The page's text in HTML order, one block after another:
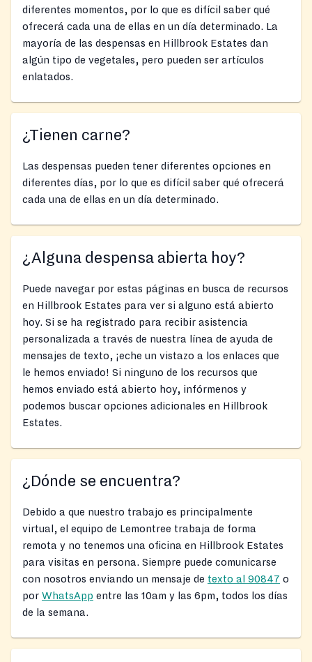
diferentes momentos, por lo que es difícil saber qué
ofrecerá cada una de ellas en un día determinado. La
mayoría de las despensas en Hillbrook Estates dan
algún tipo de vegetales, pero pueden ser artículos
enlatados.
¿Tienen carne?
Las despensas pueden tener diferentes opciones en
diferentes días, por lo que es difícil saber qué ofrecerá
cada una de ellas en un día determinado.
¿Alguna despensa abierta hoy?
Puede navegar por estas páginas en busca de recursos
en Hillbrook Estates para ver si alguno está abierto
hoy. Si se ha registrado para recibir asistencia
personalizada a través de nuestra línea de ayuda de
mensajes de texto, ¡eche un vistazo a los enlaces que
le hemos enviado! Si ninguno de los recursos que
hemos enviado está abierto hoy, infórmenos y
podemos buscar opciones adicionales en Hillbrook
Estates.
¿Dónde se encuentra?
Debido a que nuestro trabajo es principalmente
virtual, el equipo de Lemontree trabaja de forma
remota y no tenemos una oficina en Hillbrook Estates
para visitas en persona. Siempre puede comunicarse
con nosotros enviando un mensaje de texto al 90847 o
por WhatsApp entre las 10am y las 6pm, todos los días
de la semana.